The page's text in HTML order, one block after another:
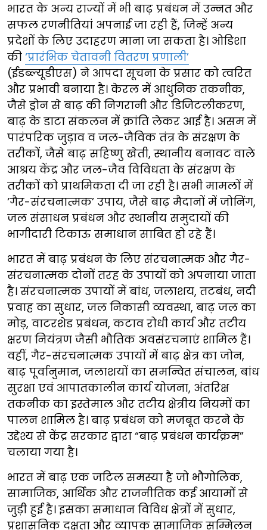
​​भारत के अन्य राज्यों में भी बाढ़ प्रबंधन में उन्नत और
सफल रणनीतियां अपनाई जा रही हैं, जिन्हें अन्य
प्रदेशों के लिए उदाहरण माना जा सकता है। ओडिशा
की ​ ‘प्रारंभिक चेतावनी वितरण प्रणाली’
(ईडब्ल्यूडीएस) ने आपदा सूचना के प्रसार को त्वरित
और प्रभावी बनाया है। केरल में आधुनिक तकनीक,
जैसे ड्रोन से बाढ़ की निगरानी और डिजिटलीकरण,
बाढ़ के डाटा संकलन में क्रांति लेकर आई है। असम में
पारंपरिक जुड़ाव व जल-जैविक तंत्र के संरक्षण के
तरीकों,​​​​ जैसे बाढ़ सहिष्णु खेती, स्थानीय बनावट वाले
आश्रय केंद्र और जल-जैव विविधता के संरक्षण के
तरीकों को प्राथमिकता दी जा रही है। सभी मामलों में​​
‘गैर-संरचनात्मक’ उपाय, जैसे बाढ़ मैदानों में जोनिंग,
जल संसाधन प्रबंधन और स्थानीय समुदायों की
भागीदारी​ ​​टिकाऊ समाधान साबित हो रहे हैं।
​​भारत में बाढ़ प्रबंधन के लिए संरचनात्मक और गैर-
संरचनात्मक दोनों तरह के उपायों को अपनाया जाता
है। संरचनात्मक उपायों में बांध, जलाशय, तटबंध, नदी
प्रवाह का सुधार, जल निकासी व्यवस्था, बाढ़ जल का
मोड़, वाटरशेड प्रबंधन, कटाव रोधी कार्य और तटीय
क्षरण नियंत्रण जैसी भौतिक अवसंरचनाएं शामिल हैं।
वहीं, गैर-संरचनात्मक उपायों में बाढ़ क्षेत्र का जोन,
बाढ़ पूर्वानुमान, जलाशयों का समन्वित संचालन, बांध
सुरक्षा एवं आपातकालीन कार्य योजना, अंतरिक्ष
तकनीक का इस्तेमाल और तटीय क्षेत्रीय नियमों का
पालन शामिल है। बाढ़ प्रबंधन को मजबूत करने के
उद्देश्य से केंद्र सरकार द्वारा “बाढ़ प्रबंधन कार्यक्रम”​​​​
चलाया गया है।
​​भारत में बाढ़ एक जटिल समस्या है जो भौगोलिक,
सामाजिक, आर्थिक और राजनीतिक कई ​​आयामों से
जुड़ी हुई है। इसका समाधान विविध क्षेत्रों में सुधार,
प्रशासनिक दक्षता और व्यापक सामाजिक सम्मिलन